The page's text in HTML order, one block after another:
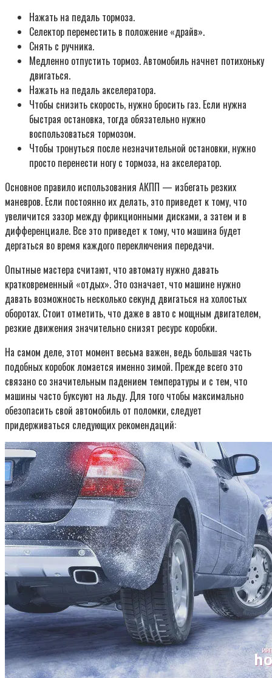
Нажать на педаль тормоза.
Селектор переместить в положение «драйв».
Снять с ручника.
Медленно отпустить тормоз. Автомобиль начнет потихоньку
двигаться.
Нажать на педаль акселератора.
Чтобы снизить скорость, нужно бросить газ. Если нужна
быстрая остановка, тогда обязательно нужно
воспользоваться тормозом.
Чтобы тронуться после незначительной остановки, нужно
просто перенести ногу с тормоза, на акселератор.
Основное правило использования АКПП — избегать резких
маневров. Если постоянно их делать, это приведет к тому, что
увеличится зазор между фрикционными дисками, а затем и в
дифференциале. Все это приведет к тому, что машина будет
дергаться во время каждого переключения передачи.
Опытные мастера считают, что автомату нужно давать
кратковременный «отдых». Это означает, что машине нужно
давать возможность несколько секунд двигаться на холостых
оборотах. Стоит отметить, что даже в авто с мощным двигателем,
резкие движения значительно снизят ресурс коробки.
На самом деле, этот момент весьма важен, ведь большая часть
подобных коробок ломается именно зимой. Прежде всего это
связано со значительным падением температуры и с тем, что
машины часто буксуют на льду. Для того чтобы максимально
обезопасить свой автомобиль от поломки, следует
придерживаться следующих рекомендаций: